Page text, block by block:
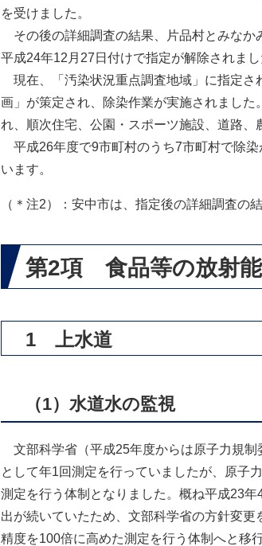
を受けました。
その後の詳細調査の結果、片品村とみなか
平成24年12月27日付けで指定が解除されまし
現在、「汚染状況重点調査地域」に指定さ
画」が策定され、除染作業が実施されまし
れ、順次住宅、公園・スポーツ施設、道路、
平成26年度で9市町村のうち7市町村で除
います。
（＊注2）：安中市は、指定後の詳細調査の
第2項 食品等の放射
1 上水道
（1）水道水の監視
文部科学省（平成25年度からは原子力規制
として年1回測定を行っていましたが、原子
測定を行う体制となりました。概ね平成23
出が続いていたため、文部科学省の方針変更
精度を100倍に高めた測定を行う体制へと移